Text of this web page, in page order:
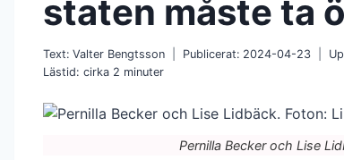
staten måste ta
Text: Valter Bengtsson Publicerat: 2024-04-23
Lästid: cirka 2 minuter
Pernilla Becker och Lise